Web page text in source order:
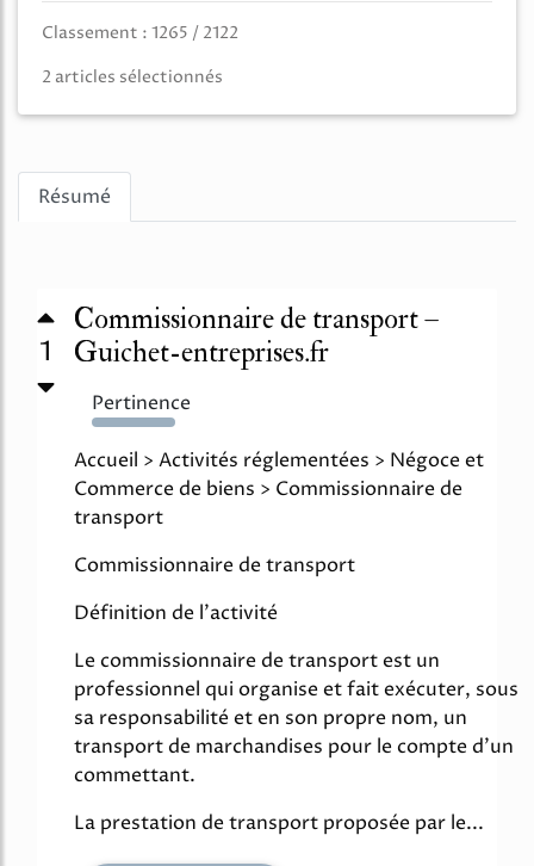
Classement : 1265 / 2122
2 articles sélectionnés
Résumé
1
Commissionnaire de transport –
Guichet-entreprises.fr
Pertinence
3248%
Accueil > Activités réglementées > Négoce et
Commerce de biens > Commissionnaire de
transport
Commissionnaire de transport
Définition de l'activité
Le commissionnaire de transport est un
professionnel qui organise et fait exécuter, sous
sa responsabilité et en son propre nom, un
transport de marchandises pour le compte d'un
commettant.
La prestation de transport proposée par le...